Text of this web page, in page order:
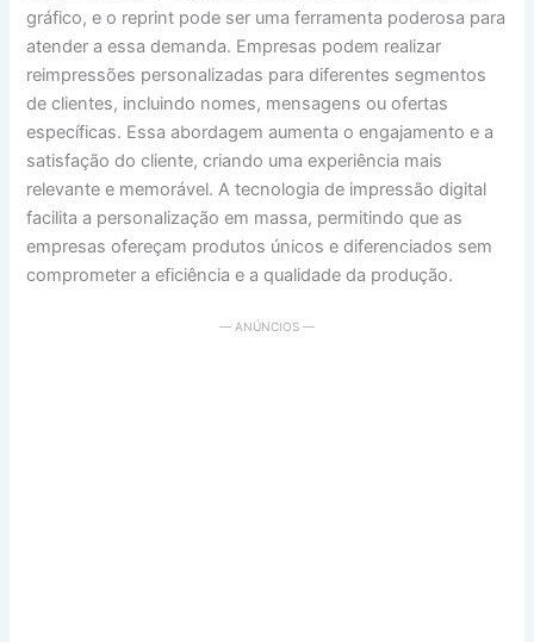
gráfico, e o reprint pode ser uma ferramenta poderosa para
atender a essa demanda. Empresas podem realizar
reimpressões personalizadas para diferentes segmentos
de clientes, incluindo nomes, mensagens ou ofertas
específicas. Essa abordagem aumenta o engajamento e a
satisfação do cliente, criando uma experiência mais
relevante e memorável. A tecnologia de impressão digital
facilita a personalização em massa, permitindo que as
empresas ofereçam produtos únicos e diferenciados sem
comprometer a eficiência e a qualidade da produção.
— ANÚNCIOS —